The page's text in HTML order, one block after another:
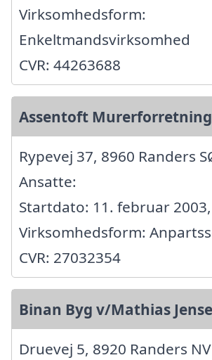
Virksomhedsform:
Enkeltmandsvirksomhed
CVR: 44263688
Assentoft Murerforretning
Rypevej 37, 8960 Randers
Ansatte:
Startdato: 11. februar 2003,
Virksomhedsform:
CVR: 27032354
Binan Byg v/Mathias
Druevej 5, 8920 Randers NV